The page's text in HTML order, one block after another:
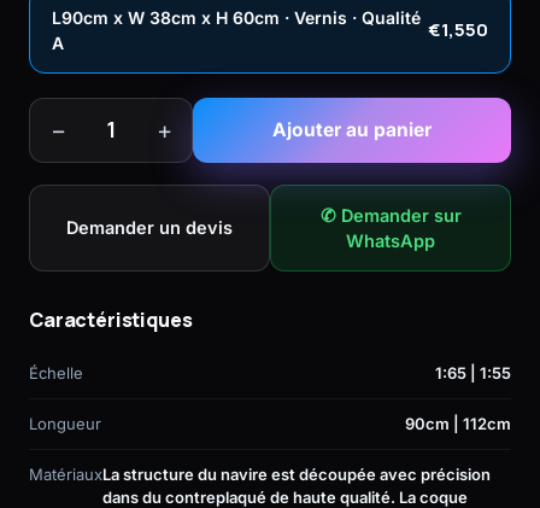
L90cm x W 38cm x H 60cm · Vernis · Qualité
A
€1,550
− 1 + Ajouter au panier
Demander un devis
✆ Demander sur
WhatsApp
Caractéristiques
Échelle 1:65 | 1:55
Longueur 90cm | 112cm
MatériauxLa structure du navire est découpée avec précision
dans du contreplaqué de haute qualité. La coque